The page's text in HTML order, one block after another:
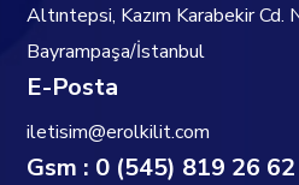
Altıntepsi, Kazım Karabekir
Bayrampaşa/İstanbul
E-Posta
iletisim@erolkilit.com
Gsm : 0 (545) 819 26 62